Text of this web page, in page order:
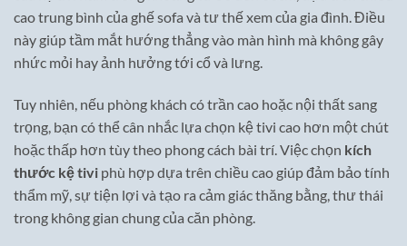
cao trung bình của ghế sofa và tư thế xem của gia đình. Điều
này giúp tầm mắt hướng thẳng vào màn hình mà không gây
nhức mỏi hay ảnh hưởng tới cổ và lưng.
Tuy nhiên, nếu phòng khách có trần cao hoặc nội thất sang
trọng, bạn có thể cân nhắc lựa chọn kệ tivi cao hơn một chút
hoặc thấp hơn tùy theo phong cách bài trí. Việc chọn kích
thước kệ tivi phù hợp dựa trên chiều cao giúp đảm bảo tính
thẩm mỹ, sự tiện lợi và tạo ra cảm giác thăng bằng, thư thái
trong không gian chung của căn phòng.